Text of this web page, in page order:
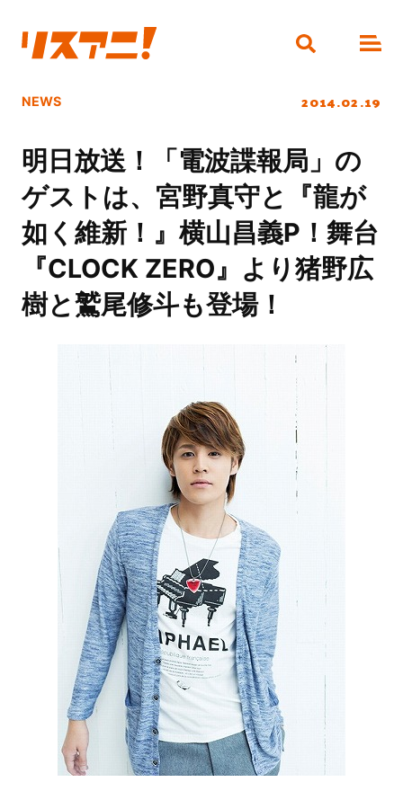
NEWS 2014.02.19
明日放送！「電波諜報局」の
ゲストは、宮野真守と『龍が
如く維新！』横山昌義P！舞台
『CLOCK ZERO』より猪野広
樹と鷲尾修斗も登場！